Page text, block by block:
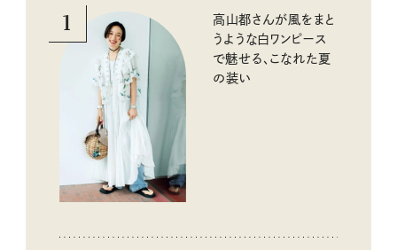
1
高山都さんが風をまと
うような白ワンピース
で魅せる、こなれた夏
の装い